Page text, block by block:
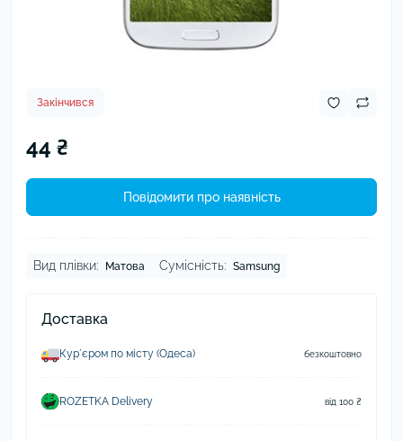
Закінчився
44 ₴
Повідомити про наявність
Вид плівки: Матова Сумісність: Samsung
Доставка
Курʼєром по місту (Одеса) безкоштовно
ROZETKA Delivery від 100 ₴